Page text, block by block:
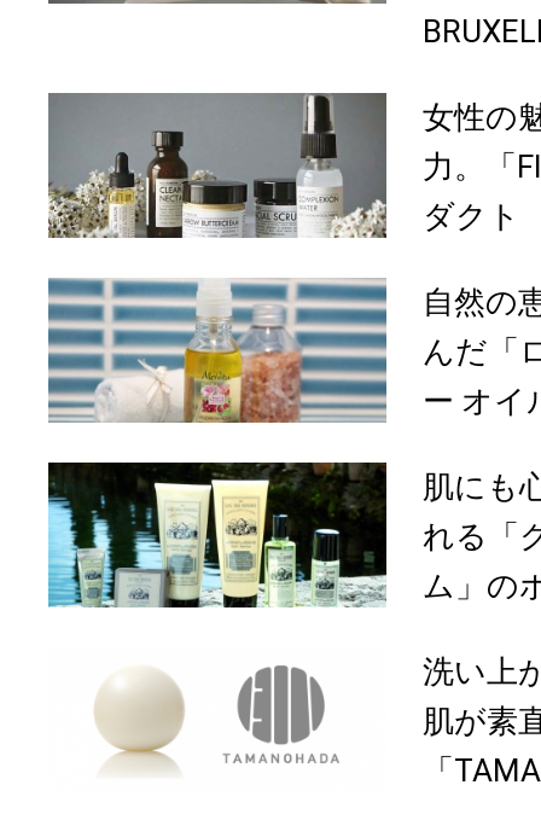
女性の
力。「
ダクト
自然の
んだ「
ー オイ
肌にも
れる「
ム」の
洗い上
肌が素
「